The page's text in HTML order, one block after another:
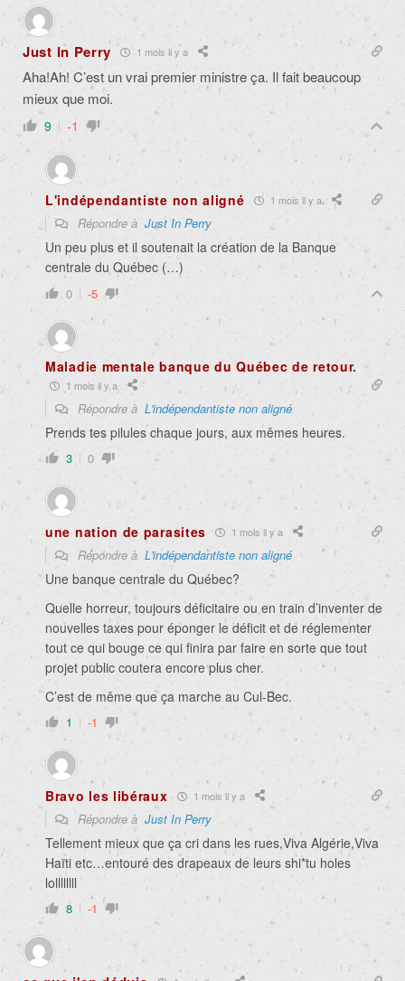
Just In Perry 1 mois il y a
Aha!Ah! C’est un vrai premier ministre ça. Il fait beaucoup
mieux que moi.
9 -1
L'indépendantiste non aligné 1 mois il y a
Répondre à Just In Perry
Un peu plus et il soutenait la création de la Banque
centrale du Québec (…)
0 -5
Maladie mentale banque du Québec de retour.
1 mois il y a
Répondre à L'indépendantiste non aligné
Prends tes pilules chaque jours, aux mêmes heures.
3 0
une nation de parasites 1 mois il y a
Répondre à L'indépendantiste non aligné
Une banque centrale du Québec?
Quelle horreur, toujours déficitaire ou en train d’inventer de
nouvelles taxes pour éponger le déficit et de réglementer
tout ce qui bouge ce qui finira par faire en sorte que tout
projet public coutera encore plus cher.
C’est de même que ça marche au Cul-Bec.
1 -1
Bravo les libéraux 1 mois il y a
Répondre à Just In Perry
Tellement mieux que ça cri dans les rues,Viva Algérie,Viva
Haïti etc…entouré des drapeaux de leurs shi*tu holes
lollllllll
8 -1